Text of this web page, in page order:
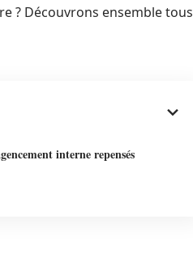
? Découvrons ensemble tous
interne repensés